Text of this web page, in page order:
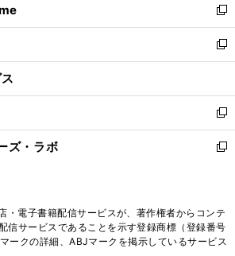
く
で
開
く
ド
ウ
で
開
ィ
ン
ド
ウ
開
く
い
ウ
ィ
ン
ウ
で
開
く
新
し
い
ウ
ン
ド
ウ
で
新
し
ウ
ィ
ン
ド
く
新
し
い
ド
ウ
で
ズ・ラボ
新
ィ
ン
ド
・電子書籍配信サービスが、著作権者からコンテ
信サービスであることを示す登録商標（登録番号
ークの詳細、ABJマークを掲示しているサービス